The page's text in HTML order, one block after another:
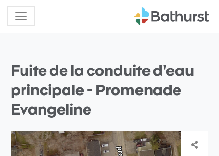
Fuite de la conduite d'eau
principale - Promenade
Evangeline